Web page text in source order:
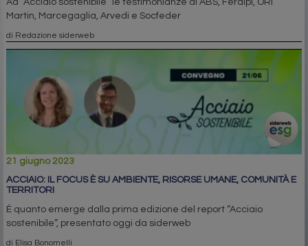
Ad “Acciaio sostenibile” le testimonianze di ABS, Feralpi, ORI
Martin, Marcegaglia, Arvedi e Socfeder
di Redazione siderweb
21 giugno 2023
ACCIAIO: IL FOCUS È SU AMBIENTE, RISORSE UMANE, COMUNITÀ E
TERRITORI
È quanto emerge dalla prima edizione del report “Acciaio
sostenibile”, presentato oggi da siderweb
di Elisa Bonomelli